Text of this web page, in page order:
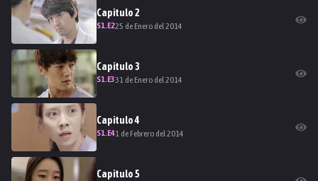
Capitulo2
S1.E225 de Enero del 2014
Capitulo3
S1.E331 de Enero del 2014
Capitulo4
S1.E41 de Febrero del 2014
Capitulo5